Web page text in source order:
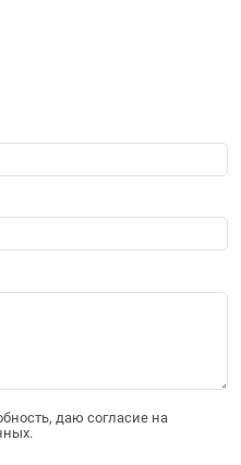
даю согласие на